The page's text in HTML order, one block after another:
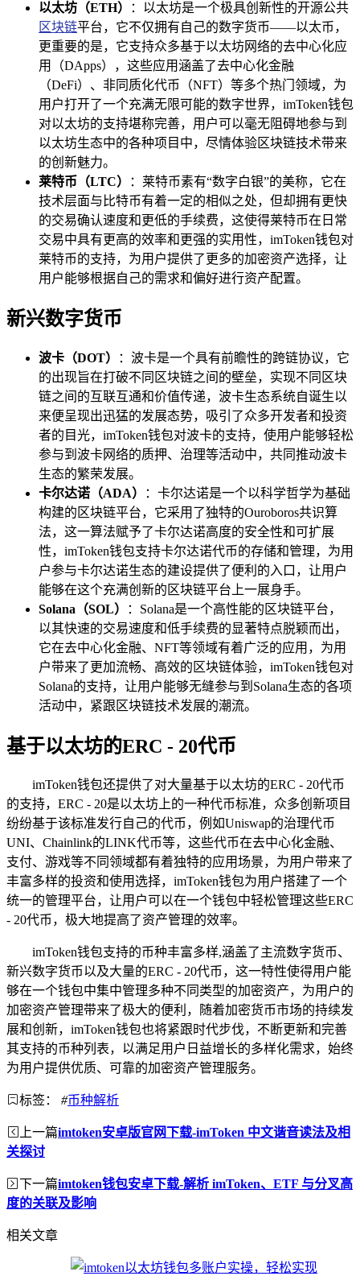
以太坊（ETH）
：以太坊是一个极具创新性的开源公共
区块链平台，它不仅拥有自己的数字货币——以太币，
更重要的是，它支持众多基于以太坊网络的去中心化应
用（DApps），这些应用涵盖了去中心化金融
（DeFi）、非同质化代币（NFT）等多个热门领域，为
用户打开了一个充满无限可能的数字世界，imToken钱包
对以太坊的支持堪称完善，用户可以毫无阻碍地参与到
以太坊生态中的各种项目中，尽情体验区块链技术带来
的创新魅力。
莱特币（LTC）
：莱特币素有“数字白银”的美称，它在
技术层面与比特币有着一定的相似之处，但却拥有更快
的交易确认速度和更低的手续费，这使得莱特币在日常
交易中具有更高的效率和更强的实用性，imToken钱包对
莱特币的支持，为用户提供了更多的加密资产选择，让
用户能够根据自己的需求和偏好进行资产配置。
新兴数字货币
波卡（DOT）
：波卡是一个具有前瞻性的跨链协议，它
的出现旨在打破不同区块链之间的壁垒，实现不同区块
链之间的互联互通和价值传递，波卡生态系统自诞生以
来便呈现出迅猛的发展态势，吸引了众多开发者和投资
者的目光，imToken钱包对波卡的支持，使用户能够轻松
参与到波卡网络的质押、治理等活动中，共同推动波卡
生态的繁荣发展。
卡尔达诺（ADA）
：卡尔达诺是一个以科学哲学为基础
构建的区块链平台，它采用了独特的Ouroboros共识算
法，这一算法赋予了卡尔达诺高度的安全性和可扩展
性，imToken钱包支持卡尔达诺代币的存储和管理，为用
户参与卡尔达诺生态的建设提供了便利的入口，让用户
能够在这个充满创新的区块链平台上一展身手。
Solana（SOL）
：Solana是一个高性能的区块链平台，
以其快速的交易速度和低手续费的显著特点脱颖而出，
它在去中心化金融、NFT等领域有着广泛的应用，为用
户带来了更加流畅、高效的区块链体验，imToken钱包对
Solana的支持，让用户能够无缝参与到Solana生态的各项
活动中，紧跟区块链技术发展的潮流。
基于以太坊的ERC - 20代币
imToken钱包还提供了对大量基于以太坊的ERC - 20代币
的支持，ERC - 20是以太坊上的一种代币标准，众多创新项目
纷纷基于该标准发行自己的代币，例如Uniswap的治理代币
UNI、Chainlink的LINK代币等，这些代币在去中心化金融、
支付、游戏等不同领域都有着独特的应用场景，为用户带来了
丰富多样的投资和使用选择，imToken钱包为用户搭建了一个
统一的管理平台，让用户可以在一个钱包中轻松管理这些ERC
- 20代币，极大地提高了资产管理的效率。
imToken钱包支持的币种丰富多样,涵盖了主流数字货币、
新兴数字货币以及大量的ERC - 20代币，这一特性使得用户能
够在一个钱包中集中管理多种不同类型的加密资产，为用户的
加密资产管理带来了极大的便利，随着加密货币市场的持续发
展和创新，imToken钱包也将紧跟时代步伐，不断更新和完善
其支持的币种列表，以满足用户日益增长的多样化需求，始终
为用户提供优质、可靠的加密资产管理服务。
标签： #币种解析
上一篇imtoken安卓版官网下载-imToken 中文谐音读法及相
关探讨
下一篇imtoken钱包安卓下载-解析 imToken、ETF 与分叉高
度的关联及影响
相关文章